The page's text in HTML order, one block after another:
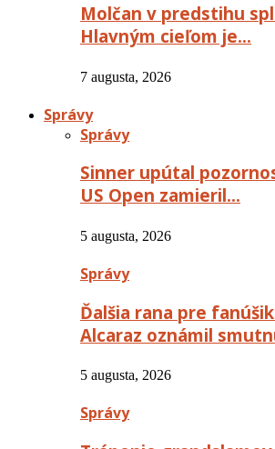
Molčan v predstihu
Hlavným cieľom je…
7 augusta, 2026
Správy
Správy
Sinner upútal
US Open zamieril…
5 augusta, 2026
Správy
Ďalšia rana pre
Alcaraz oznámil
5 augusta, 2026
Správy